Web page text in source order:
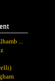
...